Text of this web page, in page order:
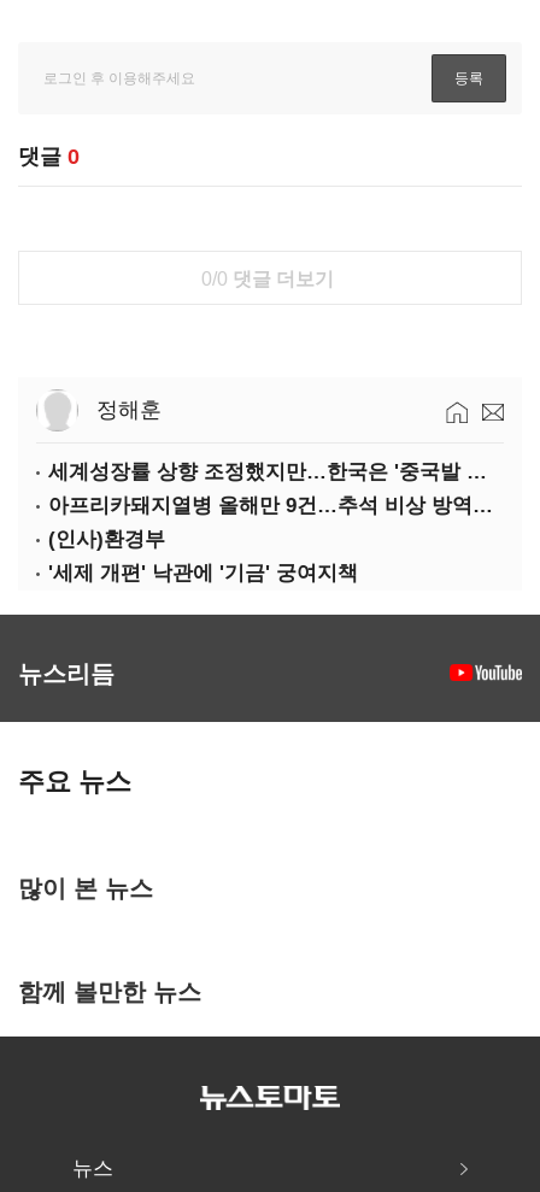
댓글 0
0/0 댓글 더보기
정해훈
세계성장률 상향 조정했지만…한국은 '중국발 살얼음판'
아프리카돼지열병 올해만 9건…추석 비상 방역에 '총력'
(인사)환경부
'세제 개편' 낙관에 '기금' 궁여지책
뉴스리듬
주요 뉴스
많이 본 뉴스
함께 볼만한 뉴스
뉴스